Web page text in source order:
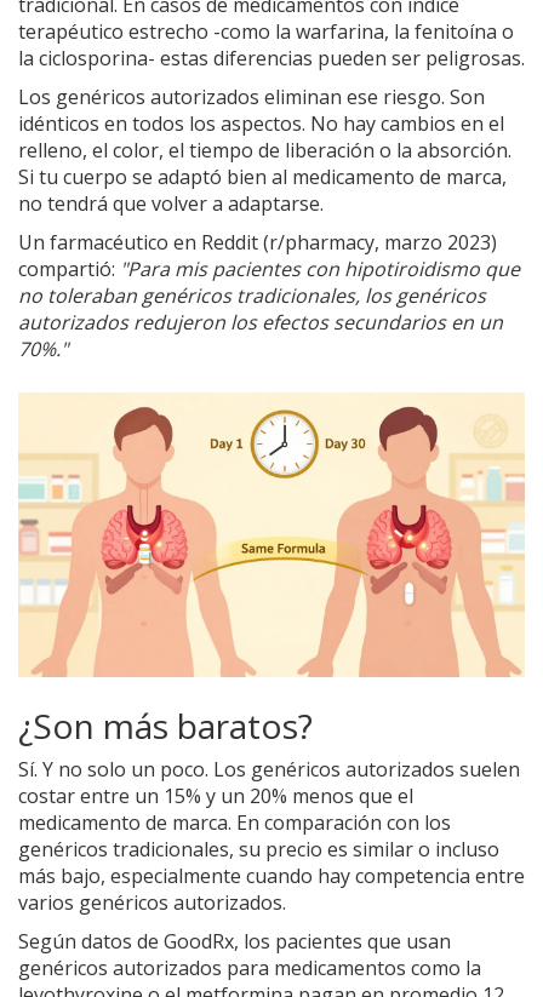
terapéutico estrecho -como la warfarina, la fenitoína o
la ciclosporina- estas diferencias pueden ser peligrosas.
Los genéricos autorizados eliminan ese riesgo. Son
idénticos en todos los aspectos. No hay cambios en el
relleno, el color, el tiempo de liberación o la absorción.
Si tu cuerpo se adaptó bien al medicamento de marca,
no tendrá que volver a adaptarse.
Un farmacéutico en Reddit (r/pharmacy, marzo 2023)
compartió: "Para mis pacientes con hipotiroidismo que
no toleraban genéricos tradicionales, los genéricos
autorizados redujeron los efectos secundarios en un
70%."
¿Son más baratos?
Sí. Y no solo un poco. Los genéricos autorizados suelen
costar entre un 15% y un 20% menos que el
medicamento de marca. En comparación con los
genéricos tradicionales, su precio es similar o incluso
más bajo, especialmente cuando hay competencia entre
varios genéricos autorizados.
Según datos de GoodRx, los pacientes que usan
genéricos autorizados para medicamentos como la